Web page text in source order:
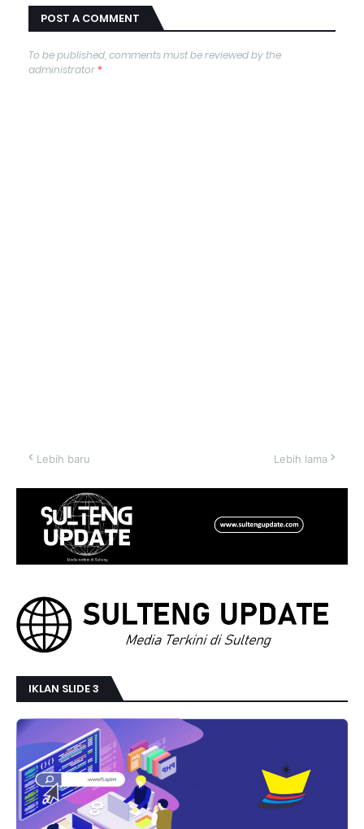
POST A COMMENT
To be published, comments must be reviewed by the
administrator*
Lebih baru Lebih lama
IKLAN SLIDE 3